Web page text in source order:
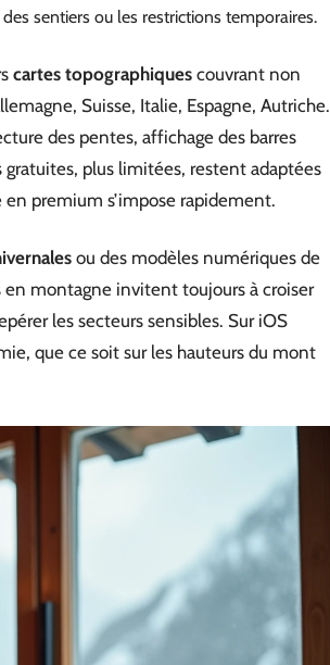
sentiers ou les restrictions temporaires.
cartes topographiques couvrant non
Suisse, Italie, Espagne, Autriche.
des pentes, affichage des barres
gratuites, plus limitées, restent adaptées
en premium s’impose rapidement.
ou des modèles numériques de
en montagne invitent toujours à croiser
les secteurs sensibles. Sur iOS
que ce soit sur les hauteurs du mont